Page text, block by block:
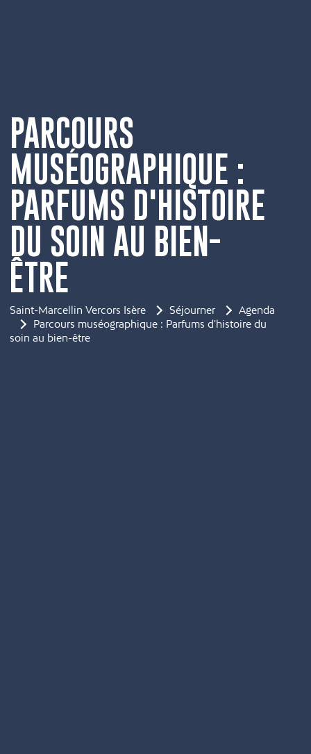
PARCOURS
MUSÉOGRAPHIQUE :
PARFUMS D'HISTOIRE
DU SOIN AU BIEN-
ÊTRE
Saint-Marcellin Vercors Isère Séjourner
Agenda
Parcours muséographique : Parfums d'histoire du
soin au bien-être